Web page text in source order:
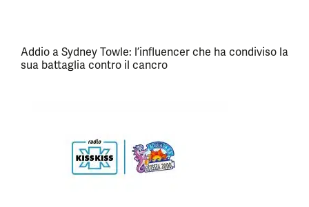
Addio a Sydney Towle: l’influencer che ha condiviso la
sua battaglia contro il cancro